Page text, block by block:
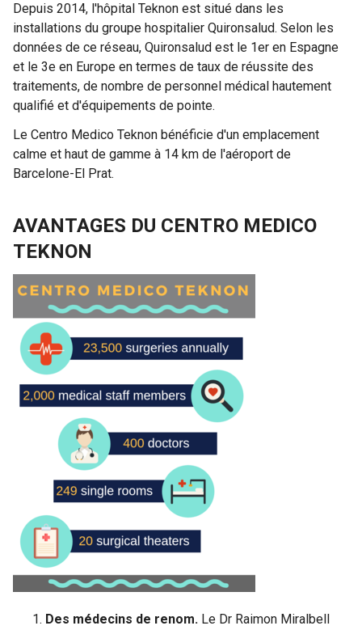
Depuis 2014, l'hôpital Teknon est situé dans les
installations du groupe hospitalier Quironsalud. Selon les
données de ce réseau, Quironsalud est le 1er en Espagne
et le 3e en Europe en termes de taux de réussite des
traitements, de nombre de personnel médical hautement
qualifié et d'équipements de pointe.
Le Centro Medico Teknon bénéficie d'un emplacement
calme et haut de gamme à 14 km de l'aéroport de
Barcelone-El Prat.
AVANTAGES DU CENTRO MEDICO
TEKNON
Des médecins de renom. Le Dr Raimon Miralbell